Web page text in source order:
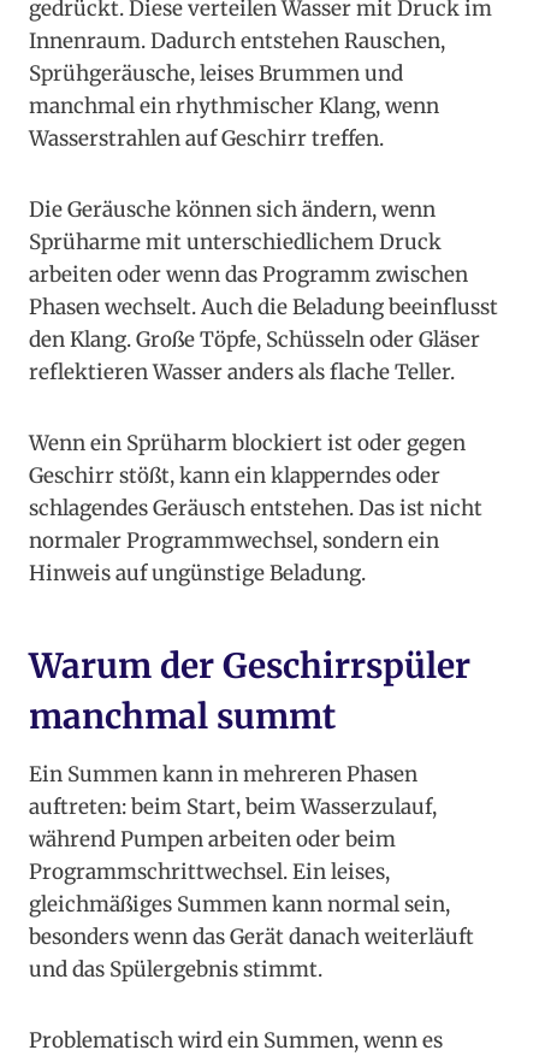
gedrückt. Diese verteilen Wasser mit Druck im
Innenraum. Dadurch entstehen Rauschen,
Sprühgeräusche, leises Brummen und
manchmal ein rhythmischer Klang, wenn
Wasserstrahlen auf Geschirr treffen.
Die Geräusche können sich ändern, wenn
Sprüharme mit unterschiedlichem Druck
arbeiten oder wenn das Programm zwischen
Phasen wechselt. Auch die Beladung beeinflusst
den Klang. Große Töpfe, Schüsseln oder Gläser
reflektieren Wasser anders als flache Teller.
Wenn ein Sprüharm blockiert ist oder gegen
Geschirr stößt, kann ein klapperndes oder
schlagendes Geräusch entstehen. Das ist nicht
normaler Programmwechsel, sondern ein
Hinweis auf ungünstige Beladung.
Warum der Geschirrspüler
manchmal summt
Ein Summen kann in mehreren Phasen
auftreten: beim Start, beim Wasserzulauf,
während Pumpen arbeiten oder beim
Programmschrittwechsel. Ein leises,
gleichmäßiges Summen kann normal sein,
besonders wenn das Gerät danach weiterläuft
und das Spülergebnis stimmt.
Problematisch wird ein Summen, wenn es